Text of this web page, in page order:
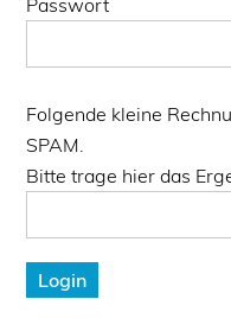
Passwort
Folgende kleine
SPAM.
Bitte trage hier das